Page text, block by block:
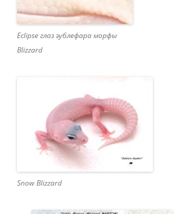
Eclipse глаз эублефара морфы
Blizzard
Snow Blizzard